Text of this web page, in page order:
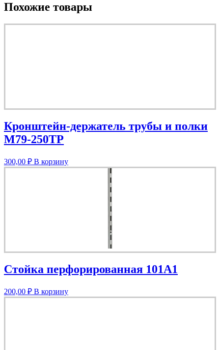
Похожие товары
Кронштейн-держатель трубы и полки
M79-250TP
300,00 ₽ В корзину
Стойка перфорированная 101A1
200,00 ₽ В корзину